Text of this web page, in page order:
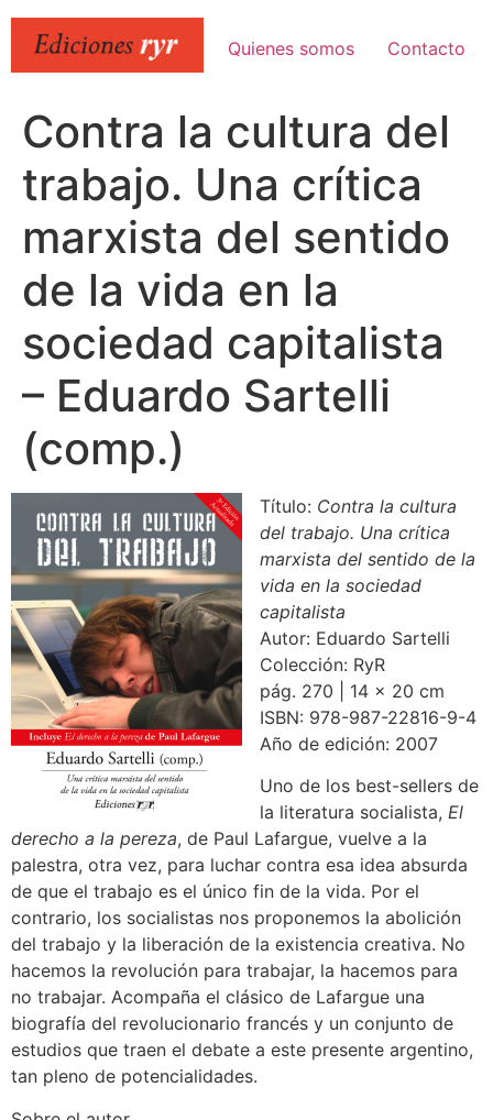
contenido
Quienes somos Contacto
Contra la cultura del
trabajo. Una crítica
marxista del sentido
de la vida en la
sociedad capitalista
– Eduardo Sartelli
(comp.)
Título: Contra la cultura
del trabajo. Una crítica
marxista del sentido de la
vida en la sociedad
capitalista
Autor: Eduardo Sartelli
Colección: RyR
pág. 270 | 14 x 20 cm
ISBN: 978-987-22816-9-4
Año de edición: 2007
Uno de los best-sellers de
la literatura socialista, El
derecho a la pereza, de Paul Lafargue, vuelve a la
palestra, otra vez, para luchar contra esa idea absurda
de que el trabajo es el único fin de la vida. Por el
contrario, los socialistas nos proponemos la abolición
del trabajo y la liberación de la existencia creativa. No
hacemos la revolución para trabajar, la hacemos para
no trabajar. Acompaña el clásico de Lafargue una
biografía del revolucionario francés y un conjunto de
estudios que traen el debate a este presente argentino,
tan pleno de potencialidades.